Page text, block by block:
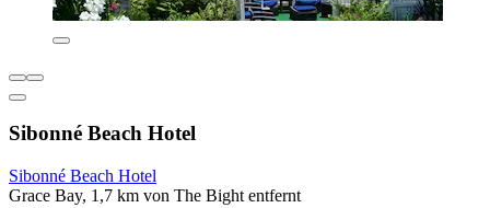
Sibonné Beach Hotel
Sibonné Beach Hotel
Grace Bay, 1,7 km von The Bight entfernt